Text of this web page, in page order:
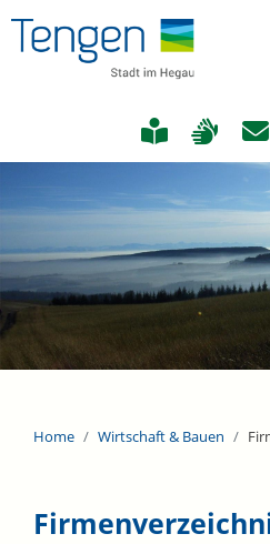
Home Wirtschaft & Bauen